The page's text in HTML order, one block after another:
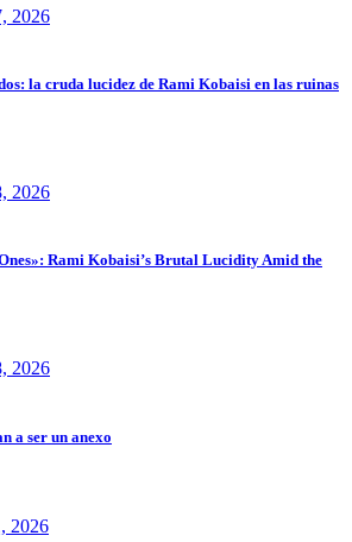
2026
la cruda lucidez de Rami Kobaisi en las ruinas
2026
Rami Kobaisi’s Brutal Lucidity Amid the
2026
a ser un anexo
2026